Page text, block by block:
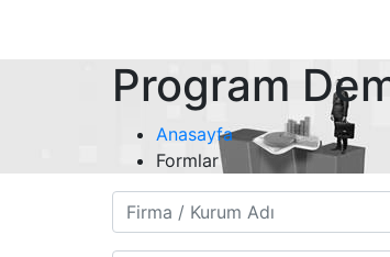
Program
Anasayfa
Formlar